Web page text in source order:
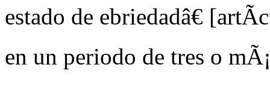
estado de ebriedadâ€
en un periodo de tres o